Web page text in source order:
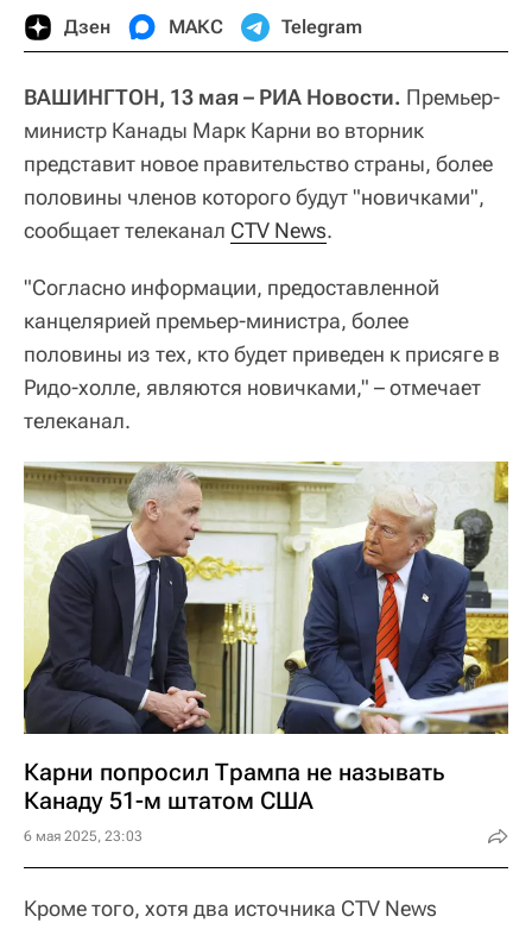
Дзен МАКС Telegram
ВАШИНГТОН, 13 мая – РИА Новости. Премьер-
министр Канады Марк Карни во вторник
представит новое правительство страны, более
половины членов которого будут "новичками",
сообщает телеканал CTV News.
"Согласно информации, предоставленной
канцелярией премьер-министра, более
половины из тех, кто будет приведен к присяге в
Ридо-холле, являются новичками," – отмечает
телеканал.
Карни попросил Трампа не называть
Канаду 51-м штатом США
6 мая 2025, 23:03
Кроме того, хотя два источника CTV News